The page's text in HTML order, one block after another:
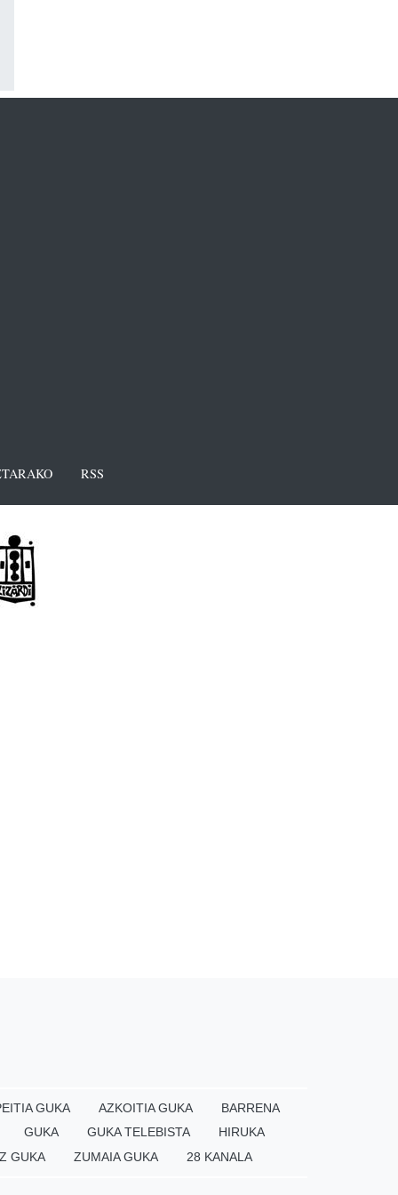
RSS
GUKA AZKOITIA GUKA
BARRENA
GUKA
GUKA TELEBISTA
HIRUKA
GUKA
ZUMAIA GUKA 28 KANALA